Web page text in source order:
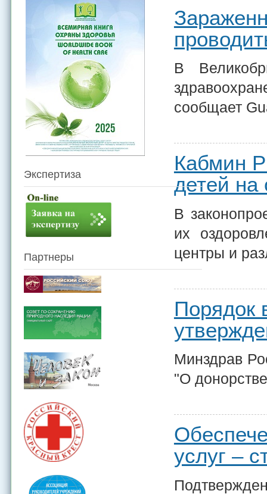
В
сообщает
Кабмин
детей на
В
их
центры и
Порядок
Минздрав
"О
услуг –
Экспертиза
Партнеры